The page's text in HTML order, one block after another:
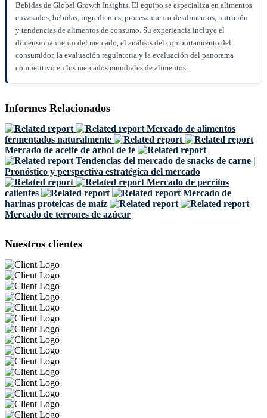
Bebidas de Global Growth Insights. El equipo se especializa en alimentos
envasados, bebidas, ingredientes, procesamiento de alimentos, nutrición
y tendencias de alimentos de consumo. Su experiencia incluye el
dimensionamiento del mercado, el análisis del comportamiento del
consumidor, la evaluación regulatoria y la evaluación del panorama
competitivo en los mercados mundiales de alimentos.
Informes Relacionados
Mercado de alimentos
fermentados naturalmente
Mercado de aceite de árbol de té
Tendencias del mercado de snacks de carne |
Pronóstico y perspectiva estratégica del mercado
Mercado de perritos
calientes
Mercado de
harinas proteicas de maíz
Mercado de terrones de azúcar
Nuestros clientes